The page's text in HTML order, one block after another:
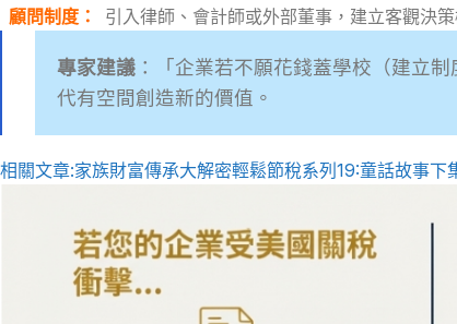
顧問制度 ： 引入律師、會計師或外部董事，建立客觀決
專家建議 ：「企業若不願花錢蓋學校（建立
代有空間創造新的價值。
相關文章:家族財富傳承大解密輕鬆節稅系列19:童話故事下